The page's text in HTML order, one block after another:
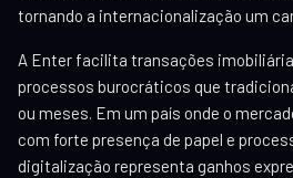
tornando a internacionalização um
A Enter facilita transações
processos burocráticos que
ou meses. Em um país onde o
com forte presença de papel e
digitalização representa ganhos